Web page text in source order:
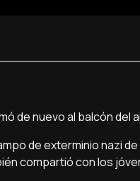
de nuevo al balcón del
de exterminio nazi
compartió con los